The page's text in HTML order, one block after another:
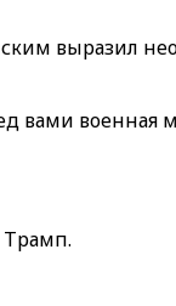
выразил
вами военная
Трамп.